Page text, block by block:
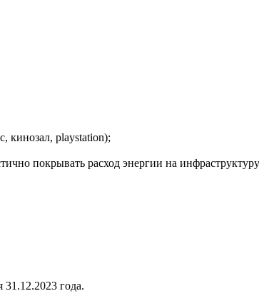
кинозал, playstation);
покрывать расход энергии на
31.12.2023 года.